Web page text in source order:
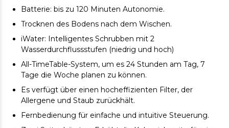
Batterie: bis zu 120 Minuten Autonomie.
Trocknen des Bodens nach dem Wischen.
iWater: Intelligentes Schrubben mit 2
Wasserdurchflussstufen (niedrig und hoch)
All-TimeTable-System, um es 24 Stunden am Tag, 7
Tage die Woche planen zu können.
Es verfügt über einen hocheffizienten Filter, der
Allergene und Staub zurückhält.
Fernbedienung für einfache und intuitive Steuerung.